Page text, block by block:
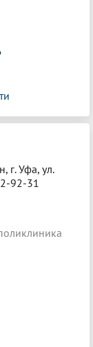
г. Уфа, ул.
92-31